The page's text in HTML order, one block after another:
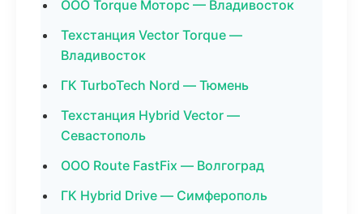
ООО Torque Моторс — Владивосток
Техстанция Vector Torque —
Владивосток
ГК TurboTech Nord — Тюмень
Техстанция Hybrid Vector —
Севастополь
ООО Route FastFix — Волгоград
ГК Hybrid Drive — Симферополь